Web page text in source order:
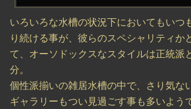
いろいろな水槽の状況下においてもいつ
り続ける事が、彼らのスペシャリティか
て、オーソドックスなスタイルは正統派
分。
個性派揃いの雑居水槽の中で、さり気な
ギャラリーもつい見過ごす事も多いよう